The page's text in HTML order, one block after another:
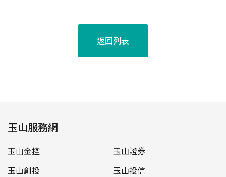
返回列表
玉山服務網
玉山金控
玉山證券
玉山創投
玉山投信